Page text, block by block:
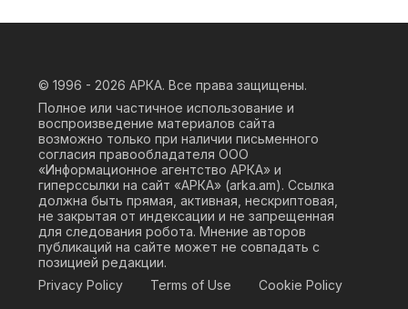
© 1996 - 2026 АРКА. Все права защищены.
Полное или частичное использование и
воспроизведение материалов сайта
возможно только при наличии письменного
согласия правообладателя ООО
«Информационное агентство АРКА» и
гиперссылки на сайт «АРКА» (arka.am). Ссылка
должна быть прямая, активная, нескриптовая,
не закрытая от индексации и не запрещенная
для следования робота. Мнение авторов
публикаций на сайте может не совпадать с
позицией редакции.
Privacy Policy
Terms of Use Cookie Policy